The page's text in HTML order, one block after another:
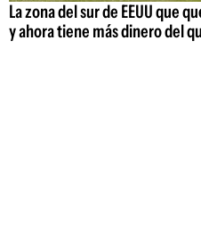
La zona del sur de EEUU que
y ahora tiene más dinero del